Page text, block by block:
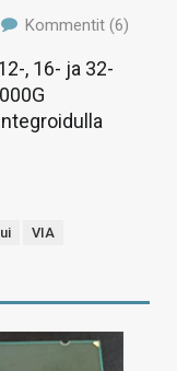
Kommentit (6)
, 16- ja 32-
VIA